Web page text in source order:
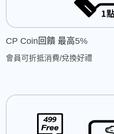
CP Coin回饋 最高5%
會員可折抵消費/兌換好禮